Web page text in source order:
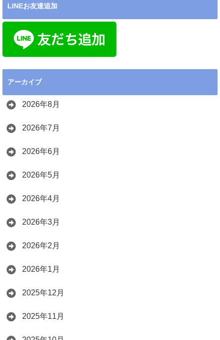
LINEお友達追加
アーカイブ
2026年8月
2026年7月
2026年6月
2026年5月
2026年4月
2026年3月
2026年2月
2026年1月
2025年12月
2025年11月